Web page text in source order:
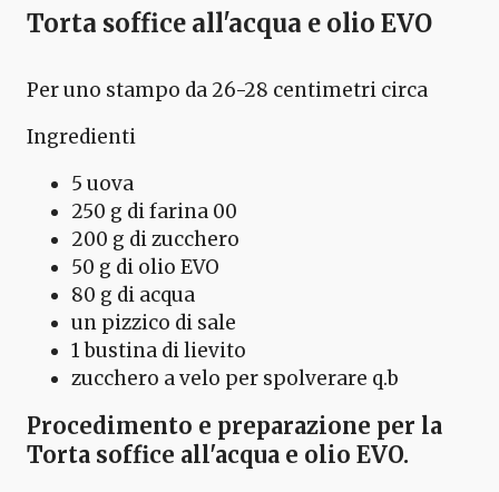
Torta soffice all'acqua e olio EVO
Per uno stampo da 26-28 centimetri circa
Ingredienti
5 uova
250 g di farina 00
200 g di zucchero
50 g di olio EVO
80 g di acqua
un pizzico di sale
1 bustina di lievito
zucchero a velo per spolverare q.b
Procedimento e preparazione per la
Torta soffice all'acqua e olio EVO.